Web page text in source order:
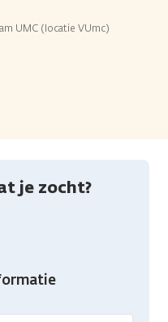
UMC (locatie VUmc)
je zocht?